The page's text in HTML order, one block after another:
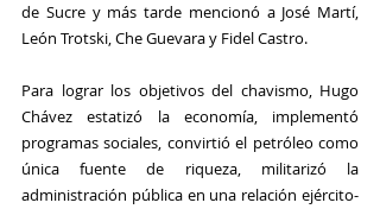
de Sucre y más tarde mencionó a José Martí,
León Trotski, Che Guevara y Fidel Castro.
Para lograr los objetivos del chavismo, Hugo
Chávez estatizó la economía, implementó
programas sociales, convirtió el petróleo como
única fuente de riqueza, militarizó la
administración pública en una relación ejército-